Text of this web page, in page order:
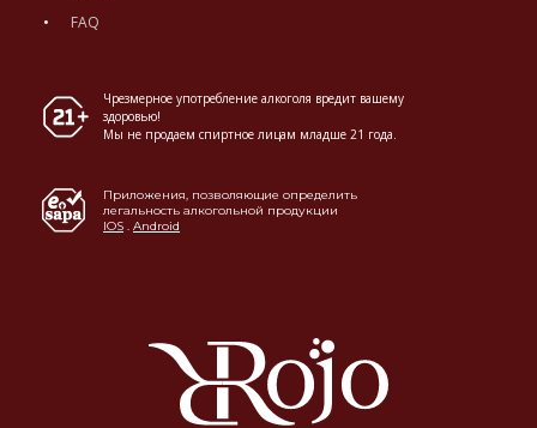
FAQ
Чрезмерное употребление алкоголя вредит вашему
здоровью!
Мы не продаем спиртное лицам младше 21 года.
Приложения, позволяющие определить
легальность алкогольной продукции
IOS . Android